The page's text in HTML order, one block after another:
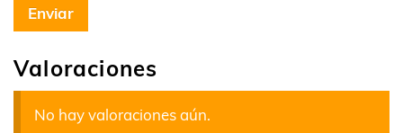
Valoraciones
No hay valoraciones aún.